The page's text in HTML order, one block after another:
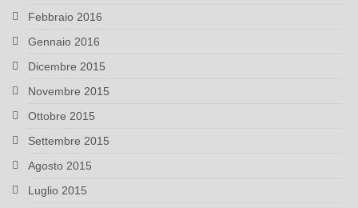
Febbraio 2016
Gennaio 2016
Dicembre 2015
Novembre 2015
Ottobre 2015
Settembre 2015
Agosto 2015
Luglio 2015